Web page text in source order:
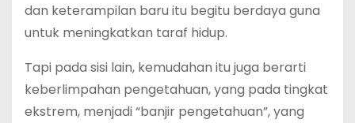
dan keterampilan baru itu begitu berdaya guna
untuk meningkatkan taraf hidup.
Tapi pada sisi lain, kemudahan itu juga berarti
keberlimpahan pengetahuan, yang pada tingkat
ekstrem, menjadi “banjir pengetahuan”, yang